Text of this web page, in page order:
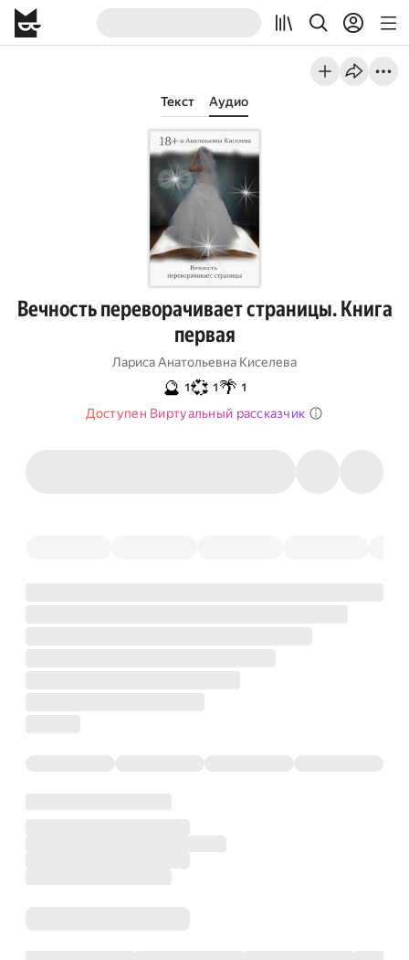
Текст Аудио
Вечность переворачивает страницы. Книга
первая
Лариса Анатольевна Киселева
🔮 1💞 1 🌴 1
Доступен Виртуальный рассказчик